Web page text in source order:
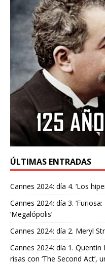
ÚLTIMAS ENTRADAS
Cannes 2024: día 4. ‘Los
Cannes 2024: día 3.
‘Megalópolis’
Cannes 2024: día 2. Meryl
Cannes 2024: día 1.
risas con ‘The Second Act’,